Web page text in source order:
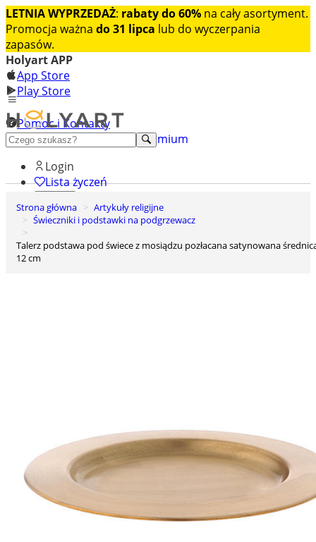
LETNIA WYPRZEDAŻ: rabaty do 60% na cały asortyment.
Promocja ważna do 31 lipca lub do wyczerpania
zapasów.
Holyart APP
App Store
Play Store
Pomoc i Kontakty
+48 222 922 860
Odkryj premium
Login
Lista życzeń
0
Koszyk
Strona główna
Artykuły religijne
Świeczniki i podstawki na podgrzewacz
Talerz podstawa pod świece z mosiądzu pozłacana satynowana średnica
12 cm